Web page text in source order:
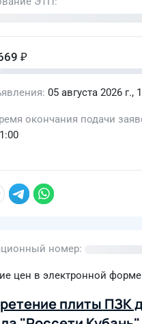
₽
05 августа 2026 г.,
окончания подачи
номер
цен в электронной форме
плиты ПЗК